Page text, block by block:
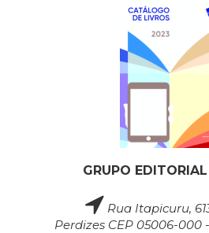
GRUPO
Rua Itapicuru,
Perdizes CEP 05006-000